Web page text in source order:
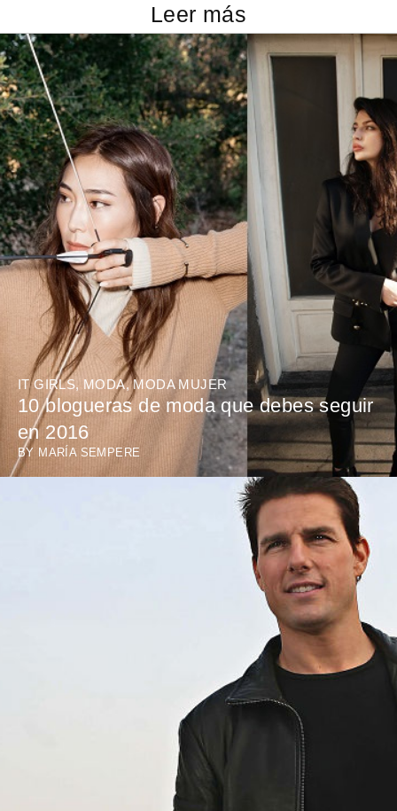
Leer más
IT GIRLS,MODA,MODA MUJER
10 blogueras de moda que debes seguir
en 2016
BY MARÍA SEMPERE